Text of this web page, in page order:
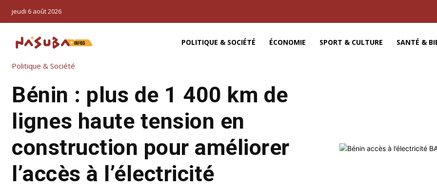
jeudi 6 août 2026
POLITIQUE & SOCIÉTÉ ÉCONOMIE SPORT & CULTURE SANTÉ &
Politique & Société
Bénin : plus de 1 400 km de
lignes haute tension en
construction pour améliorer
l’accès à l’électricité